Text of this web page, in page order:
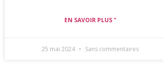
EN SAVOIR PLUS "
25 mai 2024 Sans commentaires